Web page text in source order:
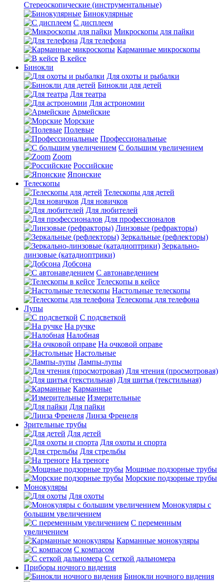
Стереоскопические (инструментальные)
Бинокулярные
С дисплеем
Микроскопы для пайки
Для телефона
Карманные микроскопы
В кейсе
Бинокли
Для охоты и рыбалки
Бинокли для детей
Для театра
Для астрономии
Армейские
Морские
Полевые
Профессиональные
С большим увеличением
Zoom
Российские
Японские
Телескопы
Телескопы для детей
Для новичков
Для любителей
Для профессионалов
Линзовые (рефракторы)
Зеркальные (рефлекторы)
Зеркально-
линзовые (катадиоптрики)
Добсона
С автонаведением
Телескопы в кейсе
Настольные телескопы
Телескопы для телефона
Лупы
С подсветкой
На ручке
Налобная
На очковой оправе
Настольные
Лампы-лупы
Для чтения (просмотровая)
Для шитья (текстильная)
Карманные
Измерительные
Для пайки
Линза Френеля
Зрительные трубы
Для детей
Для охоты и спорта
Для стрельбы
На треноге
Мощные подзорные трубы
Морские подзорные трубы
Монокуляры
Для охоты
Монокуляры с
большим увеличением
С переменным
увеличением
Карманные монокуляры
С компасом
С сеткой дальномера
Приборы ночного видения
Бинокли ночного видения